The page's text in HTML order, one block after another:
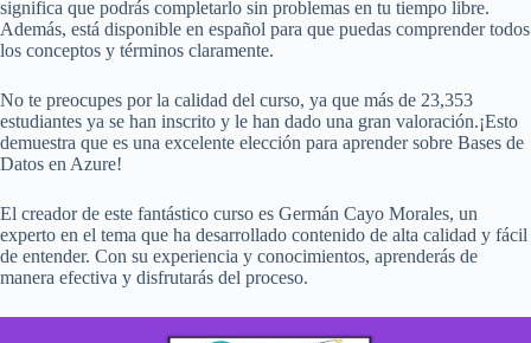
significa que podrás completarlo sin problemas en tu tiempo libre.
Además, está disponible en español para que puedas comprender todos
los conceptos y términos claramente.
No te preocupes por la calidad del curso, ya que más de 23,353
estudiantes ya se han inscrito y le han dado una gran valoración.¡Esto
demuestra que es una excelente elección para aprender sobre Bases de
Datos en Azure!
El creador de este fantástico curso es Germán Cayo Morales, un
experto en el tema que ha desarrollado contenido de alta calidad y fácil
de entender. Con su experiencia y conocimientos, aprenderás de
manera efectiva y disfrutarás del proceso.